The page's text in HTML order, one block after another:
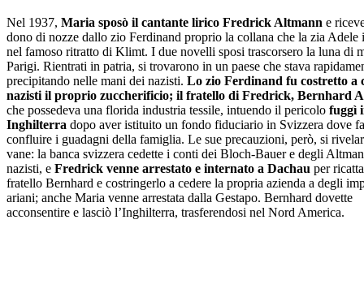
Nel 1937, Maria sposò il cantante lirico Fredrick Altmann e
dono di nozze dallo zio Ferdinand proprio la collana che la zia Adele
nel famoso ritratto di Klimt. I due novelli sposi trascorsero la luna di
Parigi. Rientrati in patria, si trovarono in un paese che stava
precipitando nelle mani dei nazisti. Lo zio Ferdinand fu costretto a
nazisti il proprio zuccherificio; il fratello di Fredrick, Bernhard
che possedeva una florida industria tessile, intuendo il pericolo fuggì
Inghilterra dopo aver istituito un fondo fiduciario in Svizzera dove
confluire i guadagni della famiglia. Le sue precauzioni, però, si
vane: la banca svizzera cedette i conti dei Bloch-Bauer e degli
nazisti, e Fredrick venne arrestato e internato a Dachau per
fratello Bernhard e costringerlo a cedere la propria azienda a degli
ariani; anche Maria venne arrestata dalla Gestapo. Bernhard dovette
acconsentire e lasciò l’Inghilterra, trasferendosi nel Nord America.